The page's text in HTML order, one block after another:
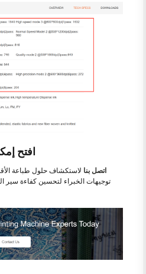
افتح
اتصل بنا لاستكشاف حلول طباعة
توجيهات الخبراء لتحسين كفاءة سير